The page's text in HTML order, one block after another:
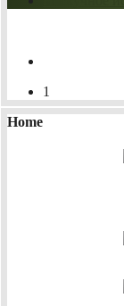
1
Home